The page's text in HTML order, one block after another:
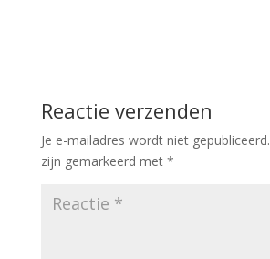
Reactie verzenden
Je e-mailadres wordt niet gepubliceerd.
zijn gemarkeerd met *